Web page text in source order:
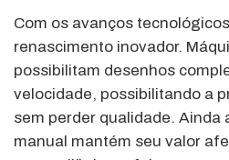
Com os avanços
renascimento inovador.
possibilitam desenhos
velocidade, possibilitando a
sem perder qualidade. Ainda
manual mantém seu valor